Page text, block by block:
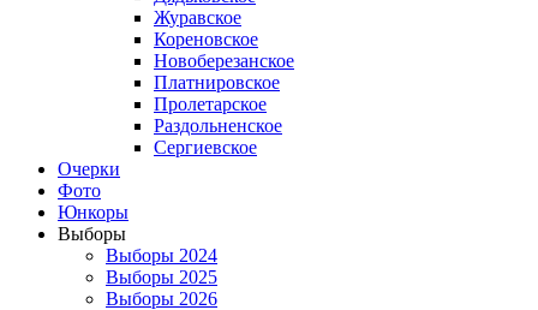
Журавское
Кореновское
Новоберезанское
Платнировское
Пролетарское
Раздольненское
Сергиевское
Очерки
Фото
Юнкоры
Выборы
Выборы 2024
Выборы 2025
Выборы 2026